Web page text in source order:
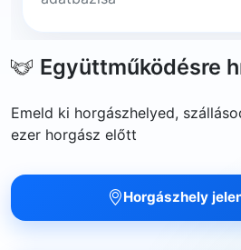
Együttműködésre
Emeld ki horgászhelyed,
ezer horgász előtt
Horgászhely